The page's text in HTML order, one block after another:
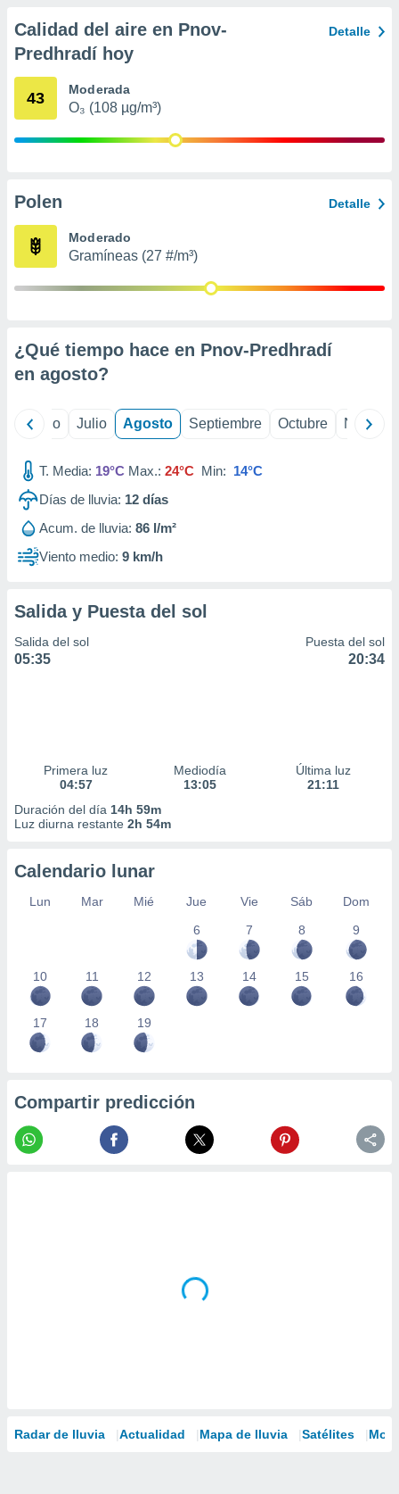
e
mediante
publicidad
de
Calidad del aire en Pnov-
Predhradí hoy
Detalle
43 Moderada
O₃ (108 µg/m³)
Polen Detalle
Moderado
Gramíneas (27 #/m³)
¿Qué tiempo hace en Pnov-Predhradí
en agosto?
Junio Julio Agosto Septiembre Octubre
T. Media: 19°C Max.: 24°C Min: 14°C
Días de lluvia: 12 días
Acum. de lluvia: 86 l/m²
Viento medio: 9 km/h
Salida y Puesta del sol
Salida del sol
05:35
Puesta del sol
20:34
Primera luz
04:57
Mediodía
13:05
Última luz
21:11
Duración del día 14h 59m
Luz diurna restante 2h 54m
Calendario lunar
Lun Mar Mié Jue Vie Sáb
Dom
6
7 8 9
10 11 12 13 14 15 16
17 18 19
Compartir predicción
Radar de lluvia Actualidad Mapa de lluvia Satélites